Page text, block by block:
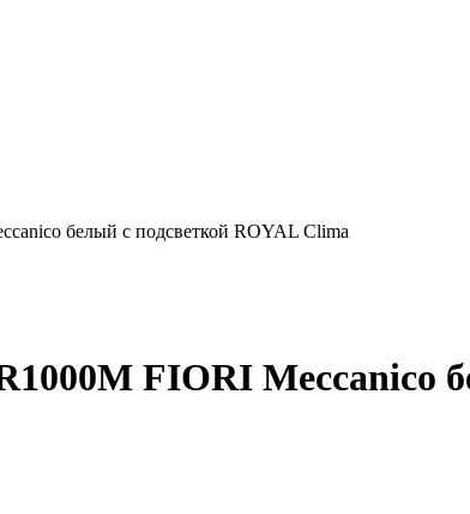
белый с подсветкой ROYAL Clima
FIORI Meccanico